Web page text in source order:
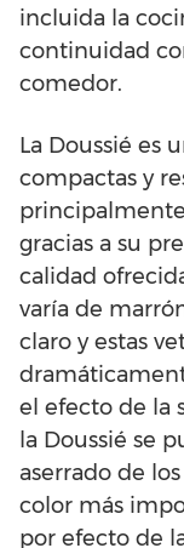
incluida la
continuidad
comedor.
La Doussié es
compactas y
gracias a su
calidad
varía de
claro y estas
el efecto de la
la Doussié se
aserrado de
color más
por efecto de